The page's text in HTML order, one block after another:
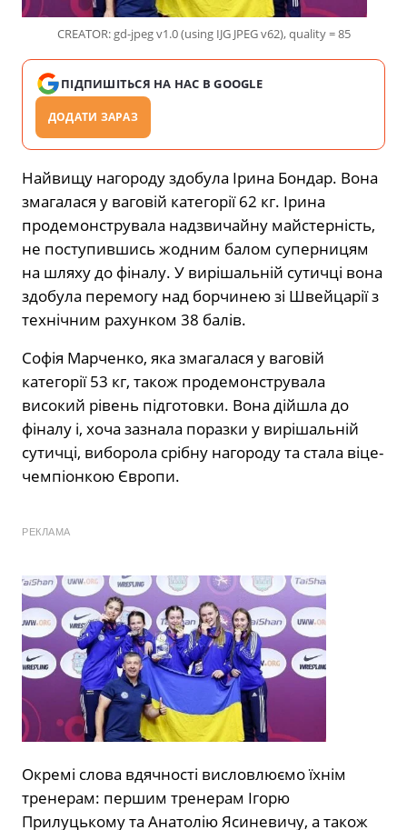
CREATOR: gd-jpeg v1.0 (using IJG JPEG v62), quality = 85
ПІДПИШІТЬСЯ НА НАС В GOOGLE
ДОДАТИ ЗАРАЗ
Найвищу нагороду здобула Ірина Бондар. Вона
змагалася у ваговій категорії 62 кг. Ірина
продемонструвала надзвичайну майстерність,
не поступившись жодним балом суперницям
на шляху до фіналу. У вирішальній сутичці вона
здобула перемогу над борчинею зі Швейцарії з
технічним рахунком 38 балів.
Софія Марченко, яка змагалася у ваговій
категорії 53 кг, також продемонструвала
високий рівень підготовки. Вона дійшла до
фіналу і, хоча зазнала поразки у вирішальній
сутичці, виборола срібну нагороду та стала віце-
чемпіонкою Європи.
РЕКЛАМА
Окремі слова вдячності висловлюємо їхнім
тренерам: першим тренерам Ігорю
Прилуцькому та Анатолію Ясиневичу, а також